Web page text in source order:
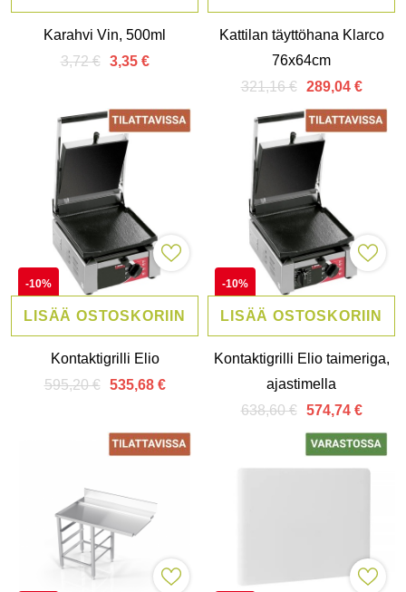
Karahvi Vin, 500ml
3,72 €
3,35 €
Kattilan täyttöhana Klarco
76x64cm
321,16 €
289,04 €
LISÄÄ OSTOSKORIIN
-10%
Kontaktigrilli Elio
595,20 €
535,68 €
LISÄÄ OSTOSKORIIN
-10%
Kontaktigrilli Elio taimeriga,
ajastimella
638,60 €
574,74 €